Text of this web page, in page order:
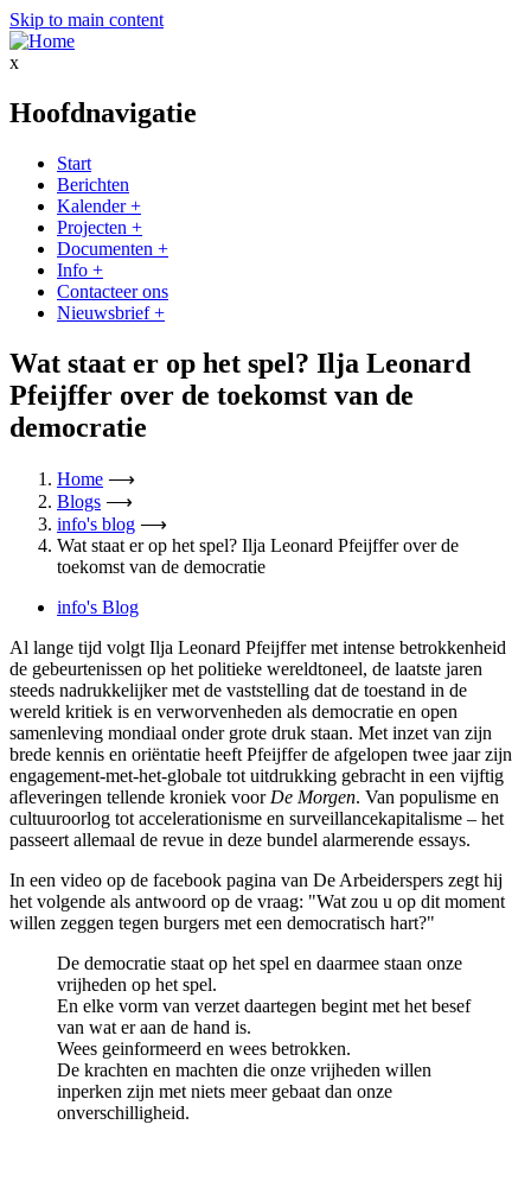
Skip to main content
x
Hoofdnavigatie
Start
Berichten
Kalender+
Projecten +
Documenten +
Info +
Contacteer ons
Nieuwsbrief+
Wat staat er op het spel? Ilja Leonard
Pfeijffer over de toekomst van de
democratie
Home ⟶
Blogs ⟶
info's blog ⟶
Wat staat er op het spel? Ilja Leonard Pfeijffer over de
toekomst van de democratie
info's Blog
Al lange tijd volgt Ilja Leonard Pfeijffer met intense betrokkenheid
de gebeurtenissen op het politieke wereldtoneel, de laatste jaren
steeds nadrukkelijker met de vaststelling dat de toestand in de
wereld kritiek is en verworvenheden als democratie en open
samenleving mondiaal onder grote druk staan. Met inzet van zijn
brede kennis en oriëntatie heeft Pfeijffer de afgelopen twee jaar zijn
engagement-met-het-globale tot uitdrukking gebracht in een vijftig
afleveringen tellende kroniek voor De Morgen. Van populisme en
cultuuroorlog tot accelerationisme en surveillancekapitalisme – het
passeert allemaal de revue in deze bundel alarmerende essays.
In een video op de facebook pagina van De Arbeiderspers zegt hij
het volgende als antwoord op de vraag: "Wat zou u op dit moment
willen zeggen tegen burgers met een democratisch hart?"
De democratie staat op het spel en daarmee staan onze
vrijheden op het spel.
En elke vorm van verzet daartegen begint met het besef
van wat er aan de hand is.
Wees geinformeerd en wees betrokken.
De krachten en machten die onze vrijheden willen
inperken zijn met niets meer gebaat dan onze
onverschilligheid.